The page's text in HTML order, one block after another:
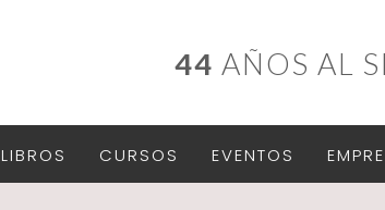
44 AÑOS AL
LIBROS CURSOS EVENTOS